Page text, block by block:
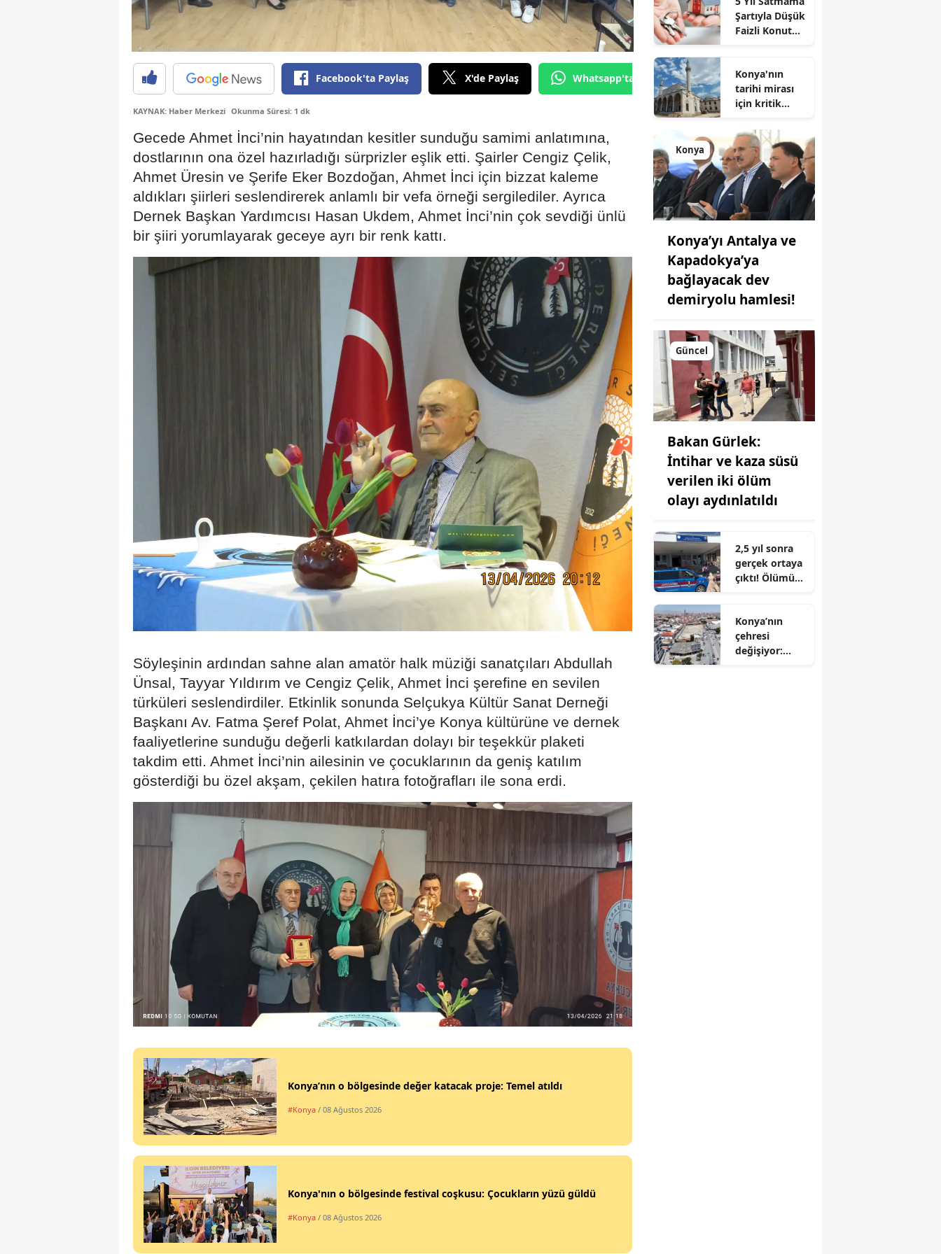
Edirne
Elazığ
Erzincan
Eskişehir
Gaziantep
Giresun
Gümüşhane
Hatay
Isparta
Mersin
İstanbul
İzmir
Kars
Kastamonu
Kayseri
Kırklareli
Kırşehir
Kocaeli
Konya
Manisa
Kahramanmaraş
Mardin
Muğla
Ordu
Rize
Sakarya
Samsun
Siirt
Sinop
Sivas
Tekirdağ
Şanlıurfa
Van
Facebook'ta Paylaş X'de Paylaş Whatsapp'tan Gönder
KAYNAK: Haber Merkezi Okunma Süresi: 1 dk
Gecede Ahmet İnci’nin hayatından kesitler sunduğu samimi anlatımına,
dostlarının ona özel hazırladığı sürprizler eşlik etti. Şairler Cengiz Çelik,
Ahmet Üresin ve Şerife Eker Bozdoğan, Ahmet İnci için bizzat kaleme
aldıkları şiirleri seslendirerek anlamlı bir vefa örneği sergilediler. Ayrıca
Dernek Başkan Yardımcısı Hasan Ukdem, Ahmet İnci’nin çok sevdiği ünlü
bir şiiri yorumlayarak geceye ayrı bir renk kattı.
Söyleşinin ardından sahne alan amatör halk müziği sanatçıları Abdullah
Ünsal, Tayyar Yıldırım ve Cengiz Çelik, Ahmet İnci şerefine en sevilen
türküleri seslendirdiler. Etkinlik sonunda Selçukya Kültür Sanat Derneği
Başkanı Av. Fatma Şeref Polat, Ahmet İnci’ye Konya kültürüne ve dernek
faaliyetlerine sunduğu değerli katkılardan dolayı bir teşekkür plaketi
takdim etti. Ahmet İnci’nin ailesinin ve çocuklarının da geniş katılım
gösterdiği bu özel akşam, çekilen hatıra fotoğrafları ile sona erdi.
Konya’nın o bölgesinde değer katacak proje: Temel atıldı
#Konya / 08 Ağustos 2026
Konya'nın o bölgesinde festival coşkusu: Çocukların yüzü güldü
#Konya / 08 Ağustos 2026
oynuyor
Şartıyla Düşük
Faizli Konut
Konya'nın
tarihi mirası
için kritik
durum
açıklandı
Konya
Konya’yı Antalya ve
Kapadokya’ya
bağlayacak dev
demiryolu hamlesi!
Güncel
Bakan Gürlek:
İntihar ve kaza süsü
verilen iki ölüm
olayı aydınlatıldı
2,5 yıl sonra
gerçek ortaya
çıktı! Ölümü
Konya’nın
çehresi
değişiyor: